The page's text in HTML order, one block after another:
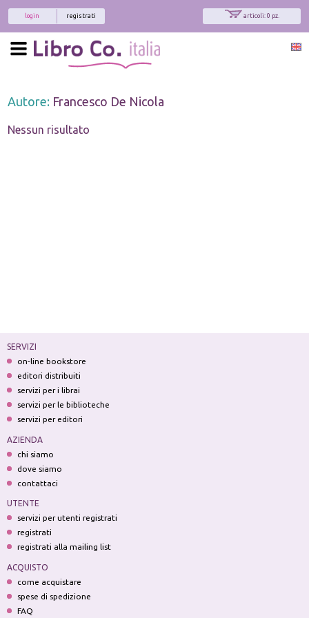
articoli: 0 pz.
registrati
login
Autore: Francesco De Nicola
Nessun risultato
SERVIZI
on-line bookstore
editori distribuiti
servizi per i librai
servizi per le biblioteche
servizi per editori
AZIENDA
chi siamo
dove siamo
contattaci
UTENTE
servizi per utenti registrati
registrati
registrati alla mailing list
ACQUISTO
come acquistare
spese di spedizione
FAQ